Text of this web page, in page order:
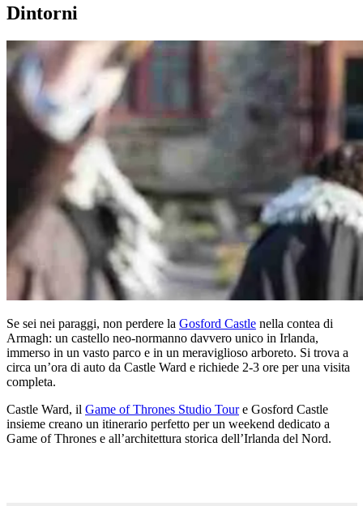
Dintorni
Se sei nei paraggi, non perdere la Gosford Castle nella contea di
Armagh: un castello neo-normanno davvero unico in Irlanda,
immerso in un vasto parco e in un meraviglioso arboreto. Si trova a
circa un’ora di auto da Castle Ward e richiede 2-3 ore per una visita
completa.
Castle Ward, il Game of Thrones Studio Toure Gosford Castle
insieme creano un itinerario perfetto per un weekend dedicato a
Game of Thrones e all’architettura storica dell’Irlanda del Nord.